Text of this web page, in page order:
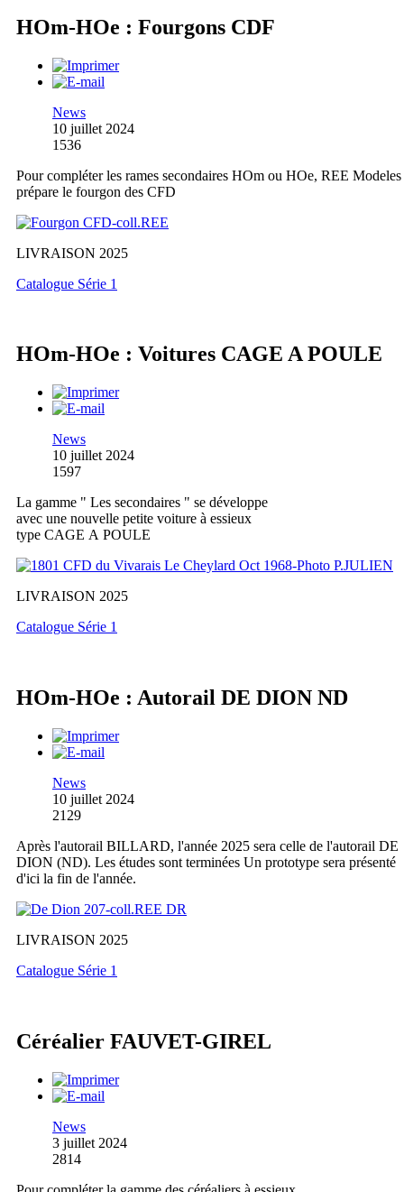
HOm-HOe : Fourgons CDF
News
10 juillet 2024
1536
Pour compléter les rames secondaires HOm ou HOe, REE Modeles
prépare le fourgon des CFD
LIVRAISON 2025
Catalogue Série 1
HOm-HOe : Voitures CAGE A POULE
News
10 juillet 2024
1597
La gamme " Les secondaires " se développe
avec une nouvelle petite voiture à essieux
type CAGE A POULE
LIVRAISON 2025
Catalogue Série 1
HOm-HOe : Autorail DE DION ND
News
10 juillet 2024
2129
Après l'autorail BILLARD, l'année 2025 sera celle de l'autorail DE
DION (ND). Les études sont terminées Un prototype sera présenté
d'ici la fin de l'année.
LIVRAISON 2025
Catalogue Série 1
Céréalier FAUVET-GIREL
News
3 juillet 2024
2814